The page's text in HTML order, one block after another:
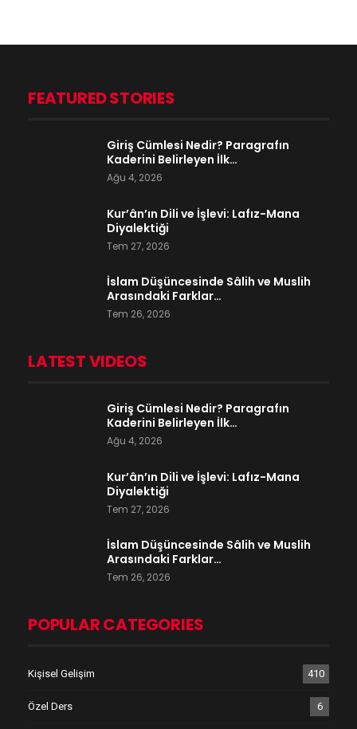
FEATURED STORIES
Giriş Cümlesi Nedir? Paragrafın
Kaderini Belirleyen İlk…
Ağu 4, 2026
Kur’ân’ın Dili ve İşlevi: Lafız-Mana
Diyalektiği
Tem 27, 2026
İslam Düşüncesinde Sâlih ve Muslih
Arasındaki Farklar…
Tem 26, 2026
LATEST VIDEOS
Giriş Cümlesi Nedir? Paragrafın
Kaderini Belirleyen İlk…
Ağu 4, 2026
Kur’ân’ın Dili ve İşlevi: Lafız-Mana
Diyalektiği
Tem 27, 2026
İslam Düşüncesinde Sâlih ve Muslih
Arasındaki Farklar…
Tem 26, 2026
POPULAR CATEGORIES
Kişisel Gelişim 410
Özel Ders 6